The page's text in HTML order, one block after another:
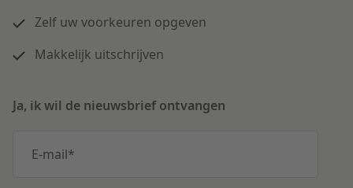
Zelf uw voorkeuren opgeven
Makkelijk uitschrijven
Ja, ik wil de nieuwsbrief ontvangen
E-mail*